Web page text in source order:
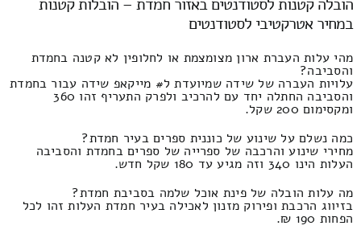
הובלה קטנות לסטודנטים באזור חמדת – הובלות קטנות
במחיר אטרקטיבי לסטודנטים
מהי עלות העברת ארון מצומצמת או לחלופין לא קטנה בחמדת
והסביבה?
עלויות העברה של שידה שמיועדת ל# מייקאפ שידה עבור בחמדת
והסביבה החתלה יחד עם להרכיב ולפרק התעריף זהו 360
ומקסימום 200 שקל.
כמה נשלם על שינוע של כוננית ספרים בעיר חמדת?
מחירי שינוע והרכבה של ספרייה של ספרים בחמדת והסביבה
העלות הינו 340 וזה מגיע עד 180 שקל חדש.
מה עלות הובלה של פינת אוכל שלמה בסביבת חמדת?
בזיווג הרכבת ופירוק מזנון לאכילה בעיר חמדת העלות זהו לכל
הפחות 190 ₪.